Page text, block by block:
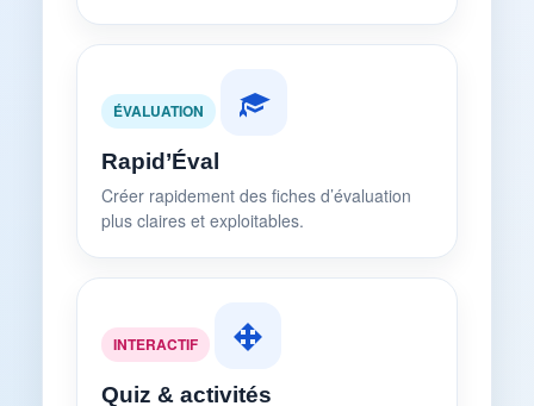
ÉVALUATION
Rapid’Éval
Créer rapidement des fiches d’évaluation
plus claires et exploitables.
INTERACTIF
Quiz & activités